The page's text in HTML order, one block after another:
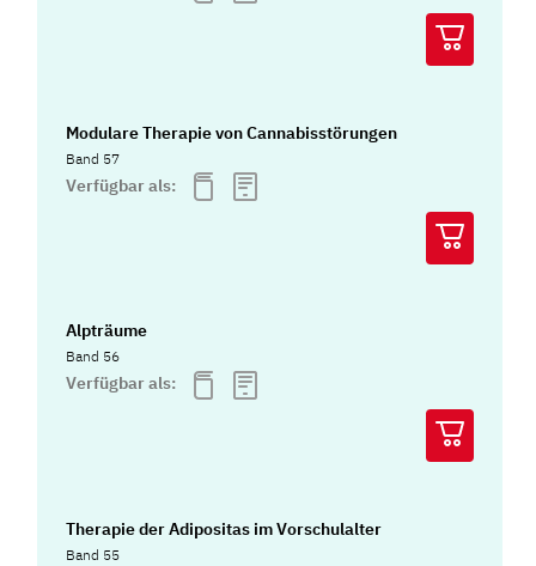
Modulare Therapie von Cannabisstörungen
Band 57
Verfügbar als:
Alpträume
Band 56
Verfügbar als:
Therapie der Adipositas im Vorschulalter
Band 55